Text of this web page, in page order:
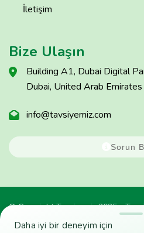
Daha iyi bir deneyim için
İletişim
Bize Ulaşın
Building A1, Dubai Digital
Dubai, United Arab Emirates
info@tavsiyemiz.com
Sorun
© Copyright Tavsiyemiz 2025 -